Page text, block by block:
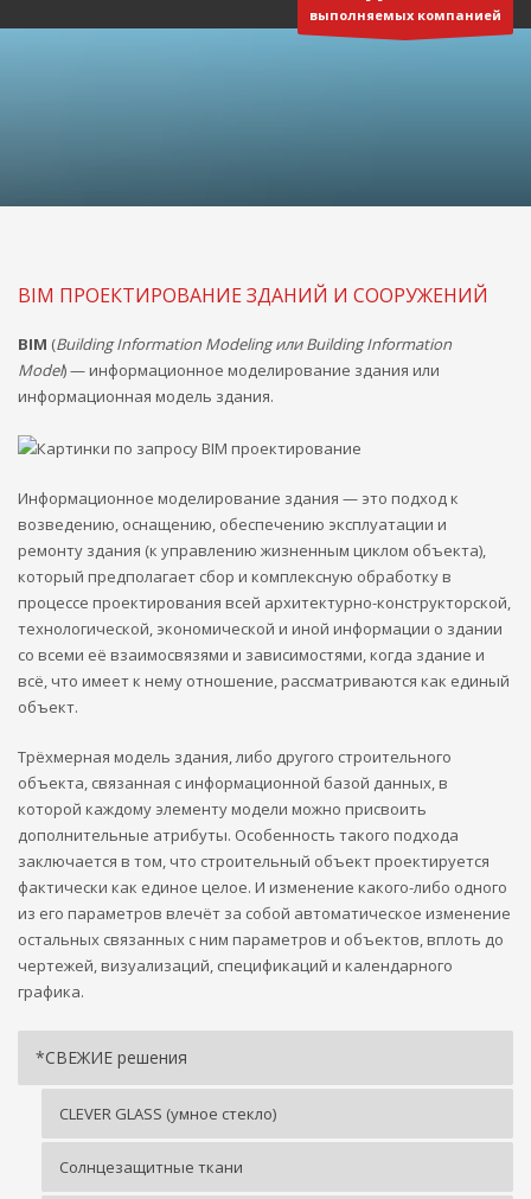
3
Реквизиты:
Круглосуточно
выполняемых компанией
BIM ПРОЕКТИРОВАНИЕ ЗДАНИЙ И СООРУЖЕНИЙ
BIM (Building Information Modeling или Building Information
Model) — информационное моделирование здания или
информационная модель здания.
Информационное моделирование здания — это подход к
возведению, оснащению, обеспечению эксплуатации и
ремонту здания (к управлению жизненным циклом объекта),
который предполагает сбор и комплексную обработку в
процессе проектирования всей архитектурно-конструкторской,
технологической, экономической и иной информации о здании
со всеми её взаимосвязями и зависимостями, когда здание и
всё, что имеет к нему отношение, рассматриваются как единый
объект.
Трёхмерная модель здания, либо другого строительного
объекта, связанная с информационной базой данных, в
которой каждому элементу модели можно присвоить
дополнительные атрибуты. Особенность такого подхода
заключается в том, что строительный объект проектируется
фактически как единое целое. И изменение какого-либо одного
из его параметров влечёт за собой автоматическое изменение
остальных связанных с ним параметров и объектов, вплоть до
чертежей, визуализаций, спецификаций и календарного
графика.
*СВЕЖИЕ решения
CLEVER GLASS (умное стекло)
Солнцезащитные ткани